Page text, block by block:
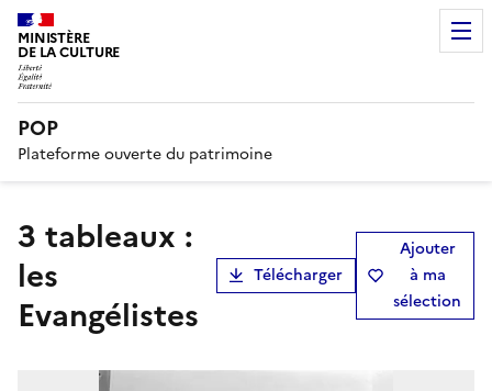
MINISTÈRE
DE LA CULTURE
POP
Plateforme ouverte du patrimoine
3 tableaux :
les
Evangélistes
Télécharger
Ajouter
à ma
sélection